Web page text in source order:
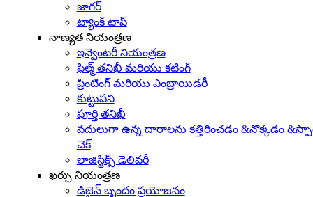
జాగర్
ట్యాంక్ టాప్
నాణ్యత నియంత్రణ
ఇన్వెంటరీ నియంత్రణ
ఫిల్మ్ తనిఖీ మరియు కటింగ్
ప్రింటింగ్ మరియు ఎంబ్రాయిడరీ
కుట్టుపని
పూర్తి తనిఖీ
వదులుగా ఉన్న దారాలను కత్తిరించడం &నొక్కడం
చెక్
లాజిస్టిక్స్ డెలివరీ
ఖర్చు నియంత్రణ
డిజైన్ బృందం ప్రయోజనం